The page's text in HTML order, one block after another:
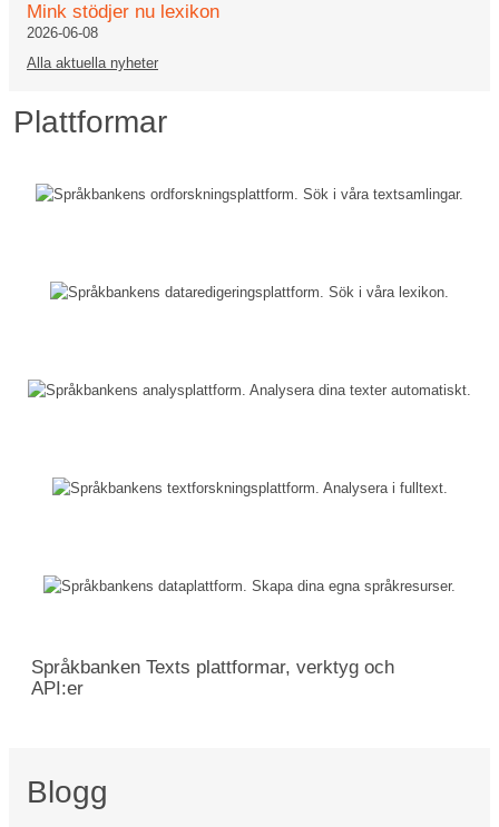
Mink stödjer nu lexikon
2026-06-08
Alla aktuella nyheter
Plattformar
Språkbanken Texts plattformar, verktyg och
API:er
Blogg